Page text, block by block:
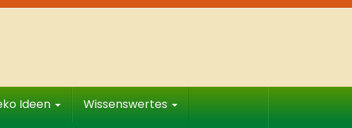
Ideen Wissenswertes